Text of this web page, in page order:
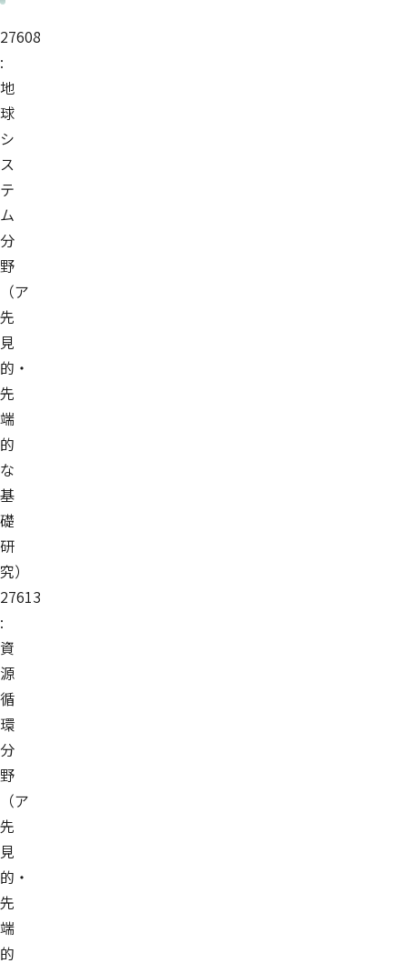
27608
:
地
球
シ
ス
テ
ム
分
野
（ア
先
見
的・
先
端
的
な
基
礎
研
究）
27613
:
資
源
循
環
分
野
（ア
先
見
的・
先
端
的